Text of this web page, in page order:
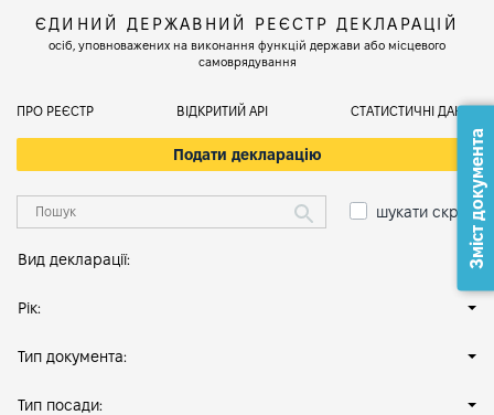
ЄДИНИЙ ДЕРЖАВНИЙ РЕЄСТР ДЕКЛАРАЦІЙ
осіб, уповноважених на виконання функцій держави або місцевого
самоврядування
ПРО РЕЄСТР ВІДКРИТИЙ АРІ СТАТИСТИЧНІ ДАНІ
Подати декларацію
шукати скрізь
Вид декларації:
Рік:
Тип документа:
Тип посади:
Зміст документа